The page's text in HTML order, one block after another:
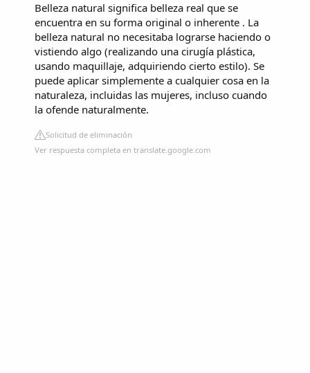
Belleza natural significa belleza real que se
encuentra en su forma original o inherente . La
belleza natural no necesitaba lograrse haciendo o
vistiendo algo (realizando una cirugía plástica,
usando maquillaje, adquiriendo cierto estilo). Se
puede aplicar simplemente a cualquier cosa en la
naturaleza, incluidas las mujeres, incluso cuando
la ofende naturalmente.
Solicitud de eliminación
Ver respuesta completa en translate.google.com